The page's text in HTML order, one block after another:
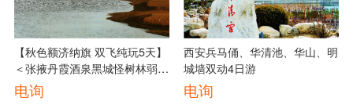
【秋色额济纳旗 双飞纯玩5天】
＜张掖丹霞酒泉黑城怪树林弱水
金沙湾胡杨林
电询
西安兵马俑、华清池、华山、明
城墙双动4日游
电询